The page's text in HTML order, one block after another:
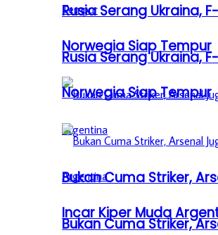
Rusia Serang Ukraina,
Norwegia Siap Tempur
Bukan Cuma Striker,
Incar Kiper Muda
Rusia Serang Ukraina,
Norwegia Siap Tempur
Bukan Cuma Striker,